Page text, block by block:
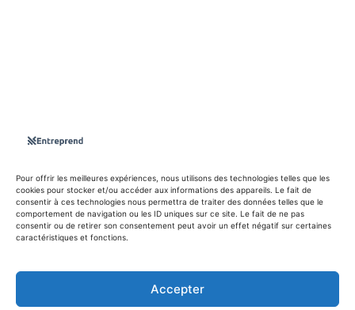
Pour offrir les meilleures expériences, nous utilisons des technologies telles que les
cookies pour stocker et/ou accéder aux informations des appareils. Le fait de
consentir à ces technologies nous permettra de traiter des données telles que le
comportement de navigation ou les ID uniques sur ce site. Le fait de ne pas
consentir ou de retirer son consentement peut avoir un effet négatif sur certaines
caractéristiques et fonctions.
Accepter
info@entreprend.net
Politique de confidentialité
Conditions générales d’utilisation
Contact